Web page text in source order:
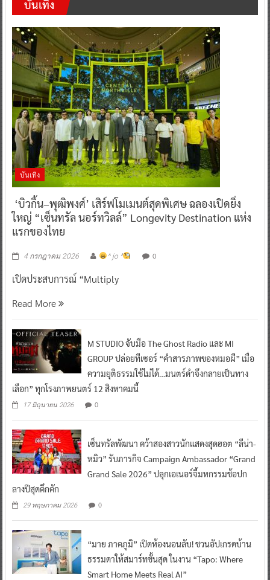
บันเทิง
บันเทิง
‘บิวกิ้น–พุฒิพงศ์’ เสิร์ฟโมเมนต์สุดพิเศษ ฉลองเปิดยิ่ง
ใหญ่ “เซ็นทรัล นอร์ทวิลล์” Longevity Destination แห่ง
แรกของไทย
4 กรกฎาคม 2026 ^ jo ^ 0
เปิดประสบการณ์ “Multiply
Read More
M STUDIO จับมือ The Ghost Radio และ MI
GROUP ปล่อยทีเซอร์ “คำสารภาพของหมอผี” เมื่อ
ความยุติธรรมใช้ไม่ได้…มนตร์ดำจึงกลายเป็นทาง
เลือก” ทุกโรงภาพยนตร์ 12 สิงหาคมนี้
17 มิถุนายน 2026 0
เซ็นทรัลพัฒนา คว้าสองสาวนักแสดงสุดฮอต “ลีน่า-
หมิว” รับภารกิจ Campaign Ambassador “Grand
Grand Sale 2026” ปลุกเอเนอร์จี้มหกรรมช้อปก
ลางปีสุดคึกคัก
29 พฤษภาคม 2026 0
“มาย ภาคภูมิ” เปิดห้องนอนลับ! ชวนอัปเกรดบ้าน
ธรรมดาให้สมาร์ทขั้นสุด ในงาน “Tapo: Where
Smart Home Meets Real AI”